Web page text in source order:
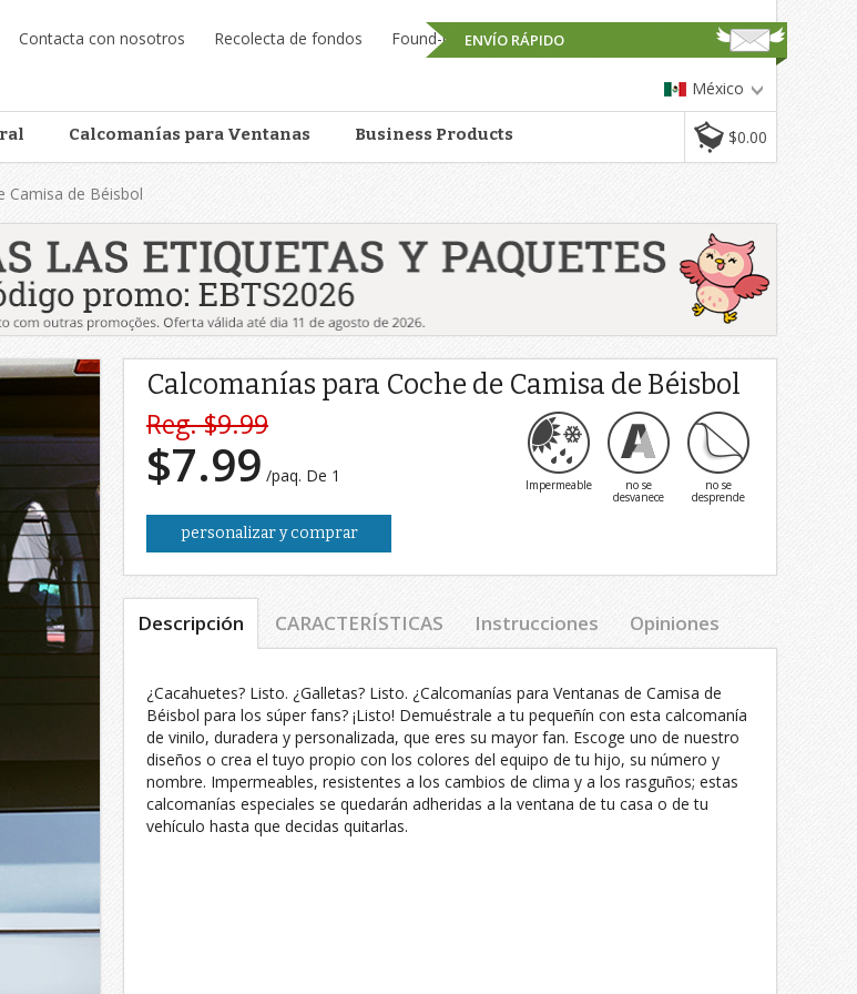
Contacta con nosotros Recolecta de fondos Found-it™
México
Calcomanías para Ventanas Business Products $0.00
ENVÍO RÁPIDO
Camisa de Béisbol
Calcomanías para Coche de Camisa de Béisbol
Reg. $9.99
$7.99 /paq. De 1
personalizar y comprar
Impermeable no se
desvanece
no se
desprende
Descripción CARACTERÍSTICAS Instrucciones Opiniones
¿Cacahuetes? Listo. ¿Galletas? Listo. ¿Calcomanías para Ventanas de Camisa de
Béisbol para los súper fans? ¡Listo! Demuéstrale a tu pequeñín con esta calcomanía
de vinilo, duradera y personalizada, que eres su mayor fan. Escoge uno de nuestro
diseños o crea el tuyo propio con los colores del equipo de tu hijo, su número y
nombre. Impermeables, resistentes a los cambios de clima y a los rasguños; estas
calcomanías especiales se quedarán adheridas a la ventana de tu casa o de tu
vehículo hasta que decidas quitarlas.